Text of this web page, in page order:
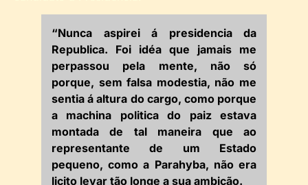
“Nunca aspirei á presidencia da
Republica. Foi idéa que jamais me
perpassou pela mente, não só
porque, sem falsa modestia, não me
sentia á altura do cargo, como porque
a machina politica do paiz estava
montada de tal maneira que ao
representante de um Estado
pequeno, como a Parahyba, não era
licito levar tão longe a sua ambição.